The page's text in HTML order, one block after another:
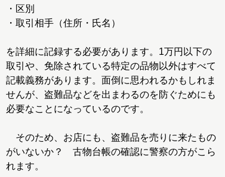
・区別
・取引相手（住所・氏名）
を詳細に記録する必要があります。1万円以下の
取引や、免除されている特定の品物以外はすべて
記載義務があります。面倒に思われるかもしれま
せんが、盗難品などを出まわるのを防ぐためにも
必要なことになっているのです。
そのため、お店にも、盗難品を売りに来たもの
がいないか？ 古物台帳の確認に警察の方がこら
れます。